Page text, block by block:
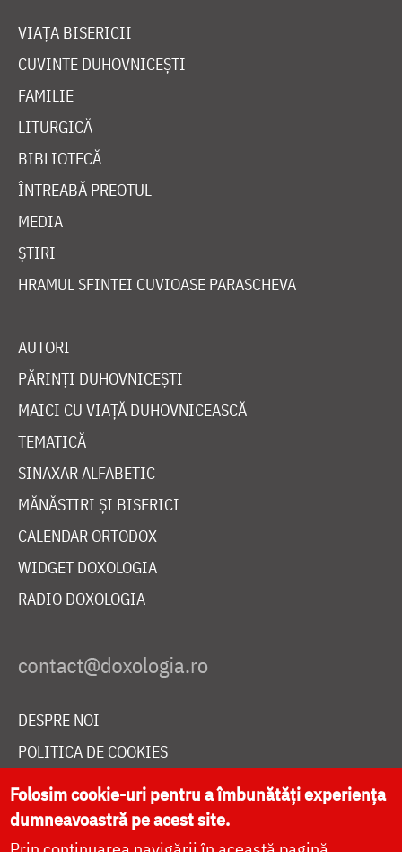
VIAȚA BISERICII
CUVINTE DUHOVNICEȘTI
FAMILIE
LITURGICĂ
BIBLIOTECĂ
ÎNTREABĂ PREOTUL
MEDIA
ȘTIRI
HRAMUL SFINTEI CUVIOASE PARASCHEVA
AUTORI
PĂRINȚI DUHOVNICEȘTI
MAICI CU VIAȚĂ DUHOVNICEASCĂ
TEMATICĂ
SINAXAR ALFABETIC
MĂNĂSTIRI ȘI BISERICI
CALENDAR ORTODOX
WIDGET DOXOLOGIA
RADIO DOXOLOGIA
DESPRE NOI
POLITICA DE COOKIES
DONEAZĂ ONLINE PENTRU CATEDRALA NAȚIONALĂ
Folosim cookie-uri pentru a îmbunătăți experiența
dumneavoastră pe acest site.